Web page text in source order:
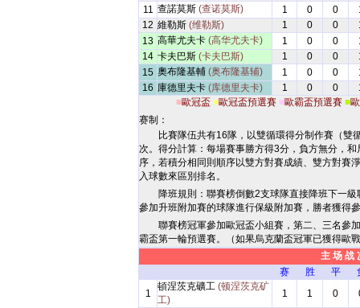
11 查諾莫斯 (查诺莫斯) 1 0 0
12 維勒斯 (维勒斯) 1 0 0
13 高華尤夫卡 (高华尤夫卡) 1 0 0
14 卡夫巴斯 (卡夫巴斯) 1 0 0
15 奧布隆基輔 (奥布隆基辅) 1 0 0
16 庫德里夫卡 (库德里夫卡) 1 0 0
■歐冠盃 ■歐冠盃預選賽 ■歐霸盃預選賽 ■
赛制：
比賽隊伍共有16隊，以雙循環得分制作賽（雙
次。得分計算：每場賽事勝方得3分，負方無分，
序，若積分相同則順序以雙方對賽成績、雙方對賽
入球數來區別排名。
降班規則：聯賽榜倒數2支球隊直接降班下一
參加升班附加賽的球隊進行保級附加賽，勝者獲得
聯賽榜冠軍參加歐冠盃小組賽，第二、三名參
霸盃第一輪預選賽。（如果烏克蘭盃冠軍已獲得歐
主 场 战
赛
胜 平
1
頓涅茨克礦工 (顿涅茨克矿
工)
1 1 0